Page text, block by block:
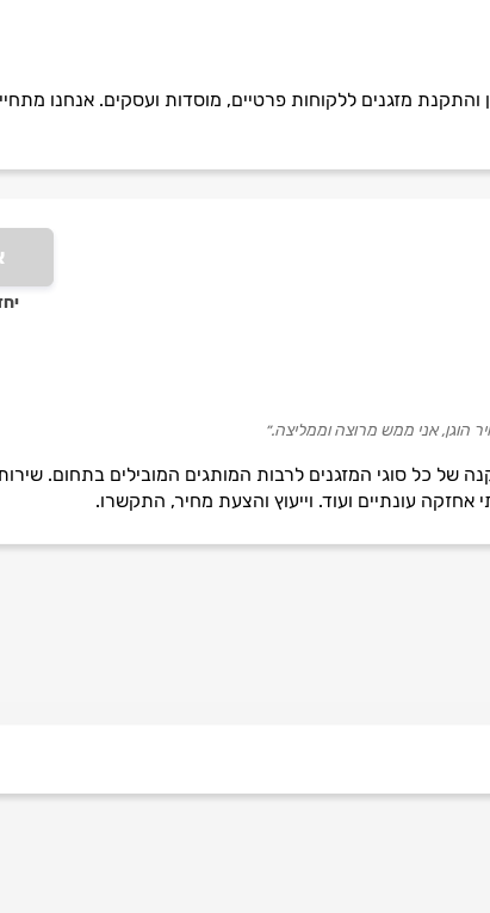
מזגנים ללקוחות פרטיים, מוסדות ועסקים. אנחנו
30 שנות ותק בתיקון והתקנה של כל סוגי המזגנים לרבות המותגים המובילים
עונתיים ועוד. וייעוץ והצעת מחיר, התקשרו.
הוגן, אני ממש מרוצה וממליצה.״